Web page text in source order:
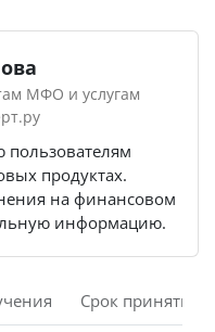
МФО и услугам
пользователям
продуктах.
на финансовом
информацию.
Срок принятия